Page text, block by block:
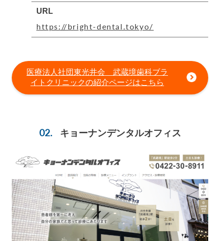
URL
https://bright-dental.tokyo/
医療法人社団東光井会 武蔵境歯科ブラ
イトクリニックの紹介ページはこちら
キョーナンデンタルオフィス